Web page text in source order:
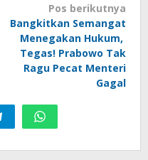
Pos berikutnya
Bangkitkan Semangat
Menegakan Hukum,
Tegas! Prabowo Tak
Ragu Pecat Menteri
Gagal